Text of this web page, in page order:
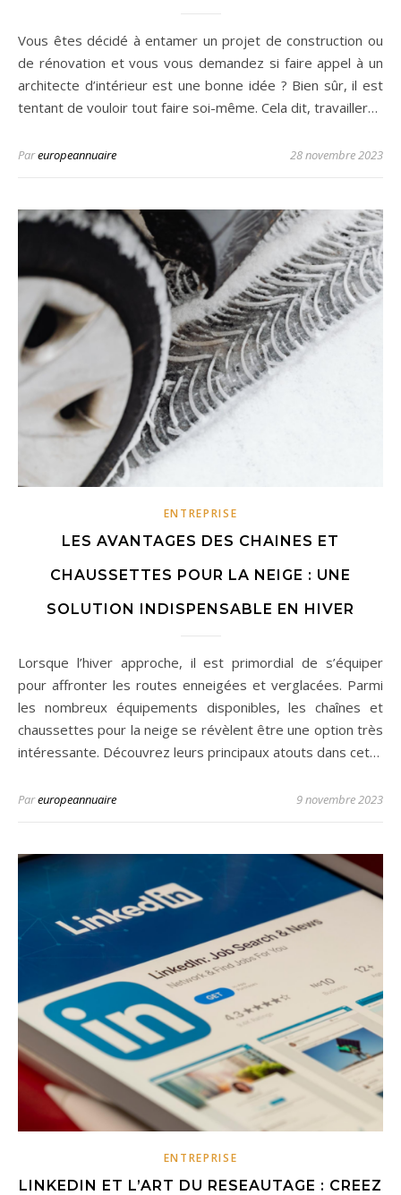
Vous êtes décidé à entamer un projet de construction ou
de rénovation et vous vous demandez si faire appel à un
architecte d’intérieur est une bonne idée ? Bien sûr, il est
tentant de vouloir tout faire soi-même. Cela dit, travailler…
Pareuropeannuaire 28 novembre 2023
ENTREPRISE
LES AVANTAGES DES CHAINES ET
CHAUSSETTES POUR LA NEIGE : UNE
SOLUTION INDISPENSABLE EN HIVER
Lorsque l’hiver approche, il est primordial de s’équiper
pour affronter les routes enneigées et verglacées. Parmi
les nombreux équipements disponibles, les chaînes et
chaussettes pour la neige se révèlent être une option très
intéressante. Découvrez leurs principaux atouts dans cet…
Pareuropeannuaire 9 novembre 2023
ENTREPRISE
LINKEDIN ET L’ART DU RESEAUTAGE : CREEZ